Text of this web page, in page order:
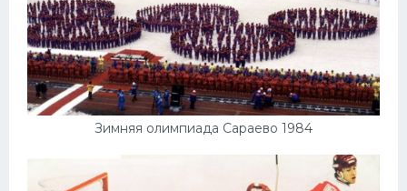
Зимняя олимпиада Сараево 1984